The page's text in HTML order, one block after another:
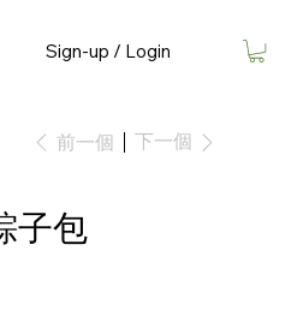
Sign-up / Login
前一個 下一個
子包